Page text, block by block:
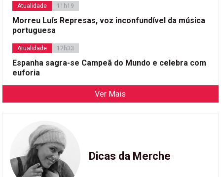
Atualidade 11h19
Morreu Luís Represas, voz inconfundível da música
portuguesa
Atualidade 12h33
Espanha sagra-se Campeã do Mundo e celebra com
euforia
Ver Mais
Dicas da Merche